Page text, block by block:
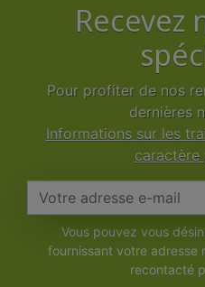
Recevez
Pour profiter de nos
dernières
Informations sur les
caractère
Vous pouvez vous
fournissant votre adresse
recontacté